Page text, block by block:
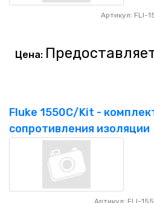
Артикул: FLI-
Цена:
Fluke 1550C/Kit -
сопротивления изоляции
Артикул: FLI-